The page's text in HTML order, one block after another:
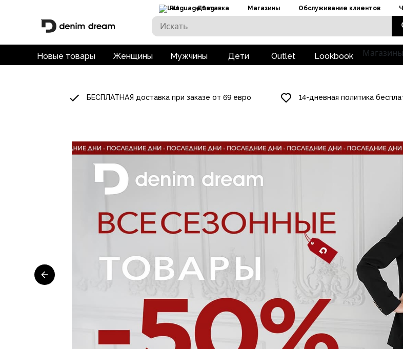
RU Доставка Магазины Обслуживание клиентов
Новые товары Женщины Мужчины Дети Outlet Lookbook Магазины
БЕСПЛАТНАЯ доставка при заказе от 69 евро 14-дневная политика